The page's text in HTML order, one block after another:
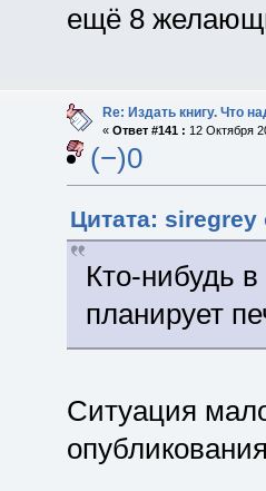
ещё 8
Re: Издать книгу. Что
« Ответ #141 : 12 Октября
(−)0
Цитата: siregrey
Кто-нибудь
планирует
Ситуация